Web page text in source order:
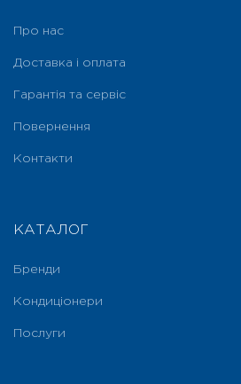
Про нас
Доставка і оплата
Гарантія та сервіс
Повернення
Контакти
КАТАЛОГ
Бренди
Кондиціонери
Послуги